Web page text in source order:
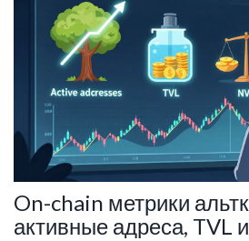
On-chain метрики
активные адреса, TVL